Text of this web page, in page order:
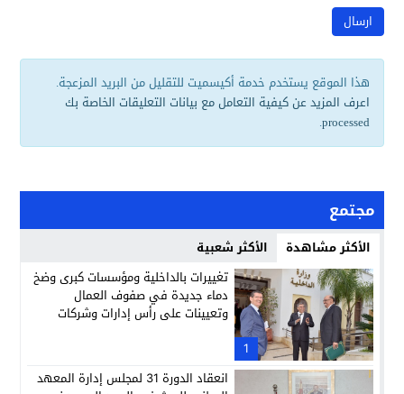
هذا الموقع يستخدم خدمة أكيسميت للتقليل من البريد المزعجة.
اعرف المزيد عن كيفية التعامل مع بيانات التعليقات الخاصة بك
processed
.
مجتمع
الأكثر مشاهدة الأكثر شعبية
1
تغييرات بالداخلية ومؤسسات كبرى وضخ
دماء جديدة في صفوف العمال
وتعيينات على رأس إدارات وشركات
انعقاد الدورة 31 لمجلس إدارة المعهد